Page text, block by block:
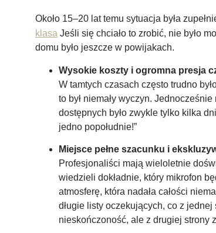
Około 15–20 lat temu sytuacja była
klasa Jeśli się chciało to zrobić, nie było
domu było jeszcze w powijakach.
Wysokie koszty i ogromna presja
W tamtych czasach często trudno
to był niemały wyczyn.
dostępnych było zwykle tylko kilka
jedno popołudnie!”
Miejsce pełne szacunku i
Profesjonaliści mają wieloletnie
wiedzieli dokładnie, który mikrofon
atmosferę, która nadała całości
długie listy oczekujących, co z jednej
nieskończoność, ale z drugiej strony